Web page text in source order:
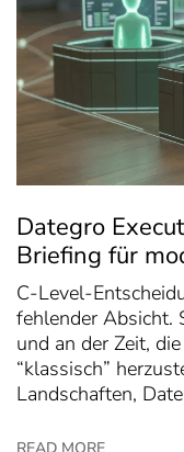
Dategro
Briefing für
C-Level-
fehlender Absicht.
und an der Zeit,
“klassisch”
Landschaften,
READ MORE